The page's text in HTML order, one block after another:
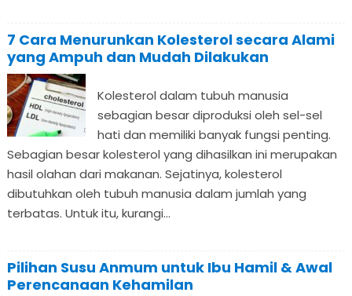
7 Cara Menurunkan Kolesterol secara Alami
yang Ampuh dan Mudah Dilakukan
Kolesterol dalam tubuh manusia
sebagian besar diproduksi oleh sel-sel
hati dan memiliki banyak fungsi penting.
Sebagian besar kolesterol yang dihasilkan ini merupakan
hasil olahan dari makanan. Sejatinya, kolesterol
dibutuhkan oleh tubuh manusia dalam jumlah yang
terbatas. Untuk itu, kurangi...
Pilihan Susu Anmum untuk Ibu Hamil & Awal
Perencanaan Kehamilan